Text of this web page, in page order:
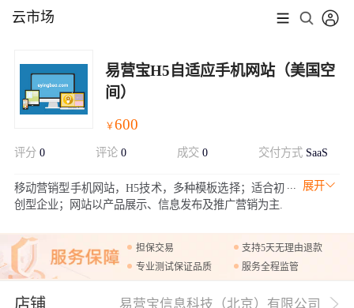
云市场
易营宝H5自适应手机网站（美国空
间）
￥600
评分 0 评论 0 成交 0 交付方式 SaaS
展开
移动营销型手机网站，H5技术，多种模板选择；适合初
创型企业；网站以产品展示、信息发布及推广营销为主.
担保交易
支持5天无理由退款
专业测试保证品质
服务全程监管
店铺 易营宝信息科技（北京）有限公司